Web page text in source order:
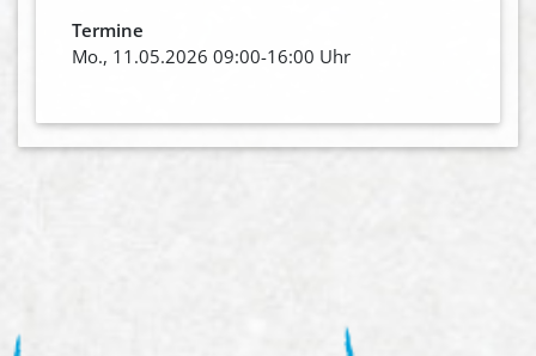
Termine
Mo., 11.05.2026 09:00-16:00 Uhr